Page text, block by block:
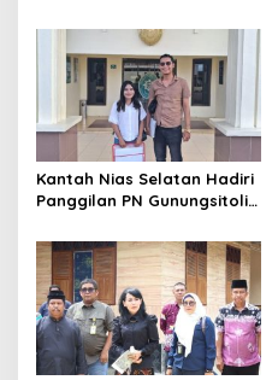
Raih Top Public Service App
Kantah Nias Selatan Hadiri
Panggilan PN Gunungsitoli
Tanah